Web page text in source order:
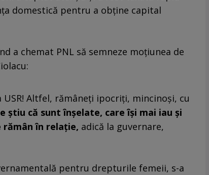
domestică pentru a obţine capital
a chemat PNL să semneze moţiunea de
USR! Altfel, rămâneţi ipocriţi, mincinoşi, cu
ştiu că sunt înşelate, care îşi mai iau şi
rămân în relaţie, adică la guvernare,
pentru drepturile femeii, s-a